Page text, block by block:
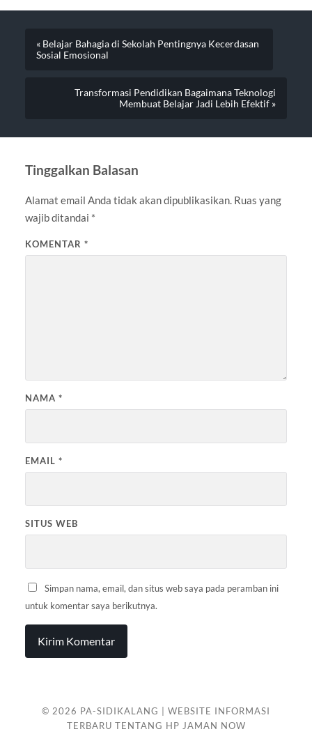
« Belajar Bahagia di Sekolah Pentingnya Kecerdasan
Sosial Emosional
Transformasi Pendidikan Bagaimana Teknologi
Membuat Belajar Jadi Lebih Efektif »
Tinggalkan Balasan
Alamat email Anda tidak akan dipublikasikan. Ruas yang
wajib ditandai *
KOMENTAR *
NAMA *
EMAIL *
SITUS WEB
Simpan nama, email, dan situs web saya pada peramban ini
untuk komentar saya berikutnya.
© 2026 PA-SIDIKALANG | WEBSITE INFORMASI
TERBARU TENTANG HP JAMAN NOW